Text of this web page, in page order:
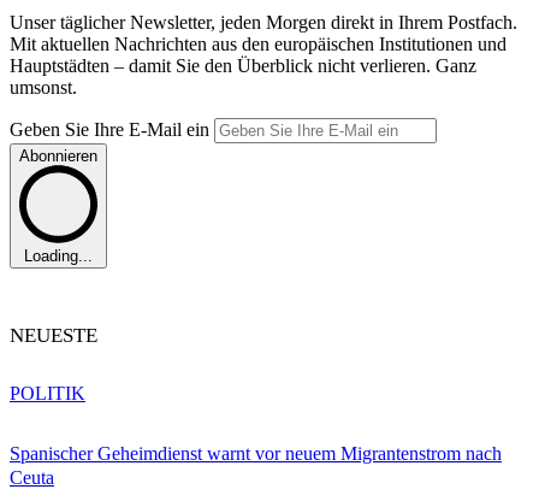
Unser täglicher Newsletter, jeden Morgen direkt in Ihrem Postfach.
Mit aktuellen Nachrichten aus den europäischen Institutionen und
Hauptstädten – damit Sie den Überblick nicht verlieren. Ganz
umsonst.
Geben Sie Ihre E-Mail ein
Abonnieren
Loading...
NEUESTE
Spanischer Geheimdienst warnt vor neuem Migrantenstrom nach
Ceuta
POLITIK